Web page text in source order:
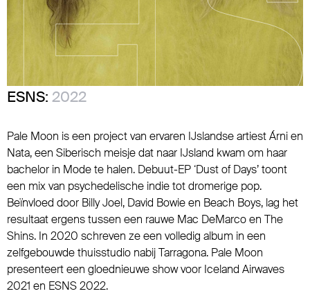
ESNS: 2022
Pale Moon is een project van ervaren IJslandse artiest Árni en
Nata, een Siberisch meisje dat naar IJsland kwam om haar
bachelor in Mode te halen. Debuut-EP ‘Dust of Days’ toont
een mix van psychedelische indie tot dromerige pop.
Beïnvloed door Billy Joel, David Bowie en Beach Boys, lag het
resultaat ergens tussen een rauwe Mac DeMarco en The
Shins. In 2020 schreven ze een volledig album in een
zelfgebouwde thuisstudio nabij Tarragona. Pale Moon
presenteert een gloednieuwe show voor Iceland Airwaves
2021 en ESNS 2022.